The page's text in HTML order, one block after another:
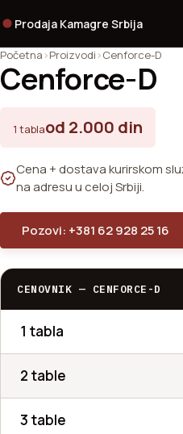
Prodaja Kamagre Srbija
Početna Proizvodi Cenforce-D
Cenforce-D
1 tablaod 2.000 din
Cena + dostava kurirskom
na adresu u celoj Srbiji.
Pozovi: +381 62 928 25 16
CENOVNIK — CENFORCE-D
1 tabla
2 table
3 table